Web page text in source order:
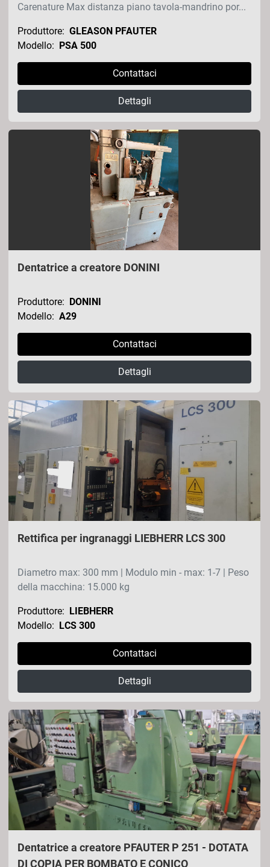
Carenature Max distanza piano tavola-mandrino por...
Produttore: GLEASON PFAUTER
Modello: PSA 500
Contattaci
Dettagli
Dentatrice a creatore DONINI
Produttore: DONINI
Modello: A29
Contattaci
Dettagli
Rettifica per ingranaggi LIEBHERR LCS 300
Diametro max: 300 mm | Modulo min - max: 1-7 | Peso
della macchina: 15.000 kg
Produttore: LIEBHERR
Modello: LCS 300
Contattaci
Dettagli
Dentatrice a creatore PFAUTER P 251 - DOTATA
DI COPIA PER BOMBATO E CONICO